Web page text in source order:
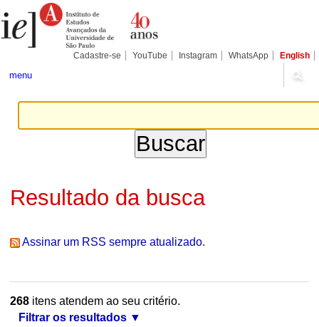
para
conteúdo.
Pessoais
Cadastre-se YouTube Instagram WhatsApp English
menu
Resultado da busca
Assinar um RSS sempre atualizado.
268itens atendem ao seu critério.
Filtrar os resultados